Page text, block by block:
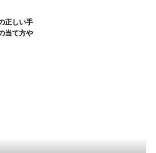
正しい手
当て方や